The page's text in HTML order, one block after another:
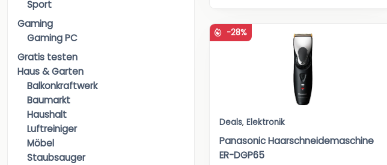
Sport
Gaming
Gaming PC
Gratis testen
Haus & Garten
Balkonkraftwerk
Baumarkt
Haushalt
Luftreiniger
Möbel
Staubsauger
-28%
Deals, Elektronik
Panasonic Haarschneidemaschine
ER-DGP65